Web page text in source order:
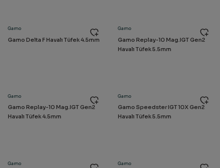
Gamo
Gamo Delta F Havalı Tüfek 4.5mm
Gamo
Gamo Replay-10 Mag.IGT Gen2
Havalı Tüfek 5.5mm
Gamo
Gamo Replay-10 Mag.IGT Gen2
Havalı Tüfek 4.5mm
Gamo
Gamo Speedster IGT 10X Gen2
Havalı Tüfek 5.5mm
Gamo Gamo